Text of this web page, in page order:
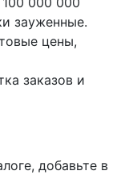
зауженные.
цены,
заказов и
добавьте в